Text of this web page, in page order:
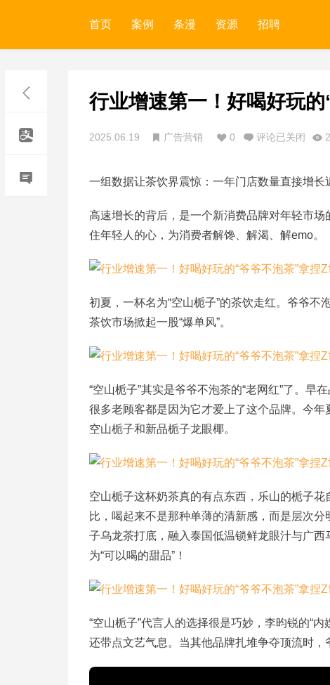
首页 案例 条漫 资源 招聘
行业增速第一！好喝好玩
2025.06.19 广告营销 0 评论已关闭
一组数据让茶饮界震惊：一年门店数量直接增
高速增长的背后，是一个新消费品牌对年轻市场
住年轻人的心，为消费者解馋、解渴、解emo。
初夏，一杯名为“空山栀子”的茶饮走红。爷爷
茶饮市场掀起一股“爆单风”。
“空山栀子”其实是爷爷不泡茶的“老网红”了。
很多老顾客都是因为它才爱上了这个品牌。今
空山栀子和新品栀子龙眼椰。
空山栀子这杯奶茶真的有点东西 ， 乐山的栀子花
比，喝起来不是那种单薄的清新感，而是层次
子乌龙茶打底，融入泰国低温锁鲜龙眼汁与广西
为“可以喝的甜品”！
“空山栀子”代言人的选择很是巧妙，李昀锐的“
还带点文艺气息。当其他品牌扎堆争夺顶流时